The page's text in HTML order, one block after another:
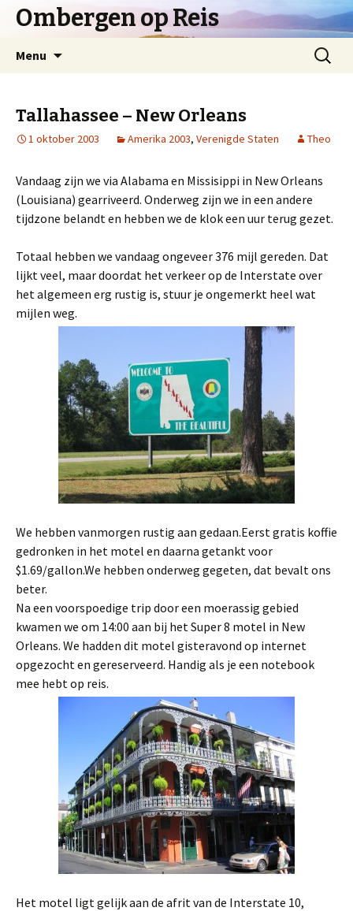
Ombergen op Reis
Menu
Zoeken
naar:
Tallahassee – New Orleans
1 oktober 2003 Amerika 2003, Verenigde Staten Theo
Vandaag zijn we via Alabama en Missisippi in New Orleans
(Louisiana) gearriveerd. Onderweg zijn we in een andere
tijdzone belandt en hebben we de klok een uur terug gezet.
Totaal hebben we vandaag ongeveer 376 mijl gereden. Dat
lijkt veel, maar doordat het verkeer op de Interstate over
het algemeen erg rustig is, stuur je ongemerkt heel wat
mijlen weg.
We hebben vanmorgen rustig aan gedaan.Eerst gratis koffie
gedronken in het motel en daarna getankt voor
$1.69/gallon.We hebben onderweg gegeten, dat bevalt ons
beter.
Na een voorspoedige trip door een moerassig gebied
kwamen we om 14:00 aan bij het Super 8 motel in New
Orleans. We hadden dit motel gisteravond op internet
opgezocht en gereserveerd. Handig als je een notebook
mee hebt op reis.
Het motel ligt gelijk aan de afrit van de Interstate 10,